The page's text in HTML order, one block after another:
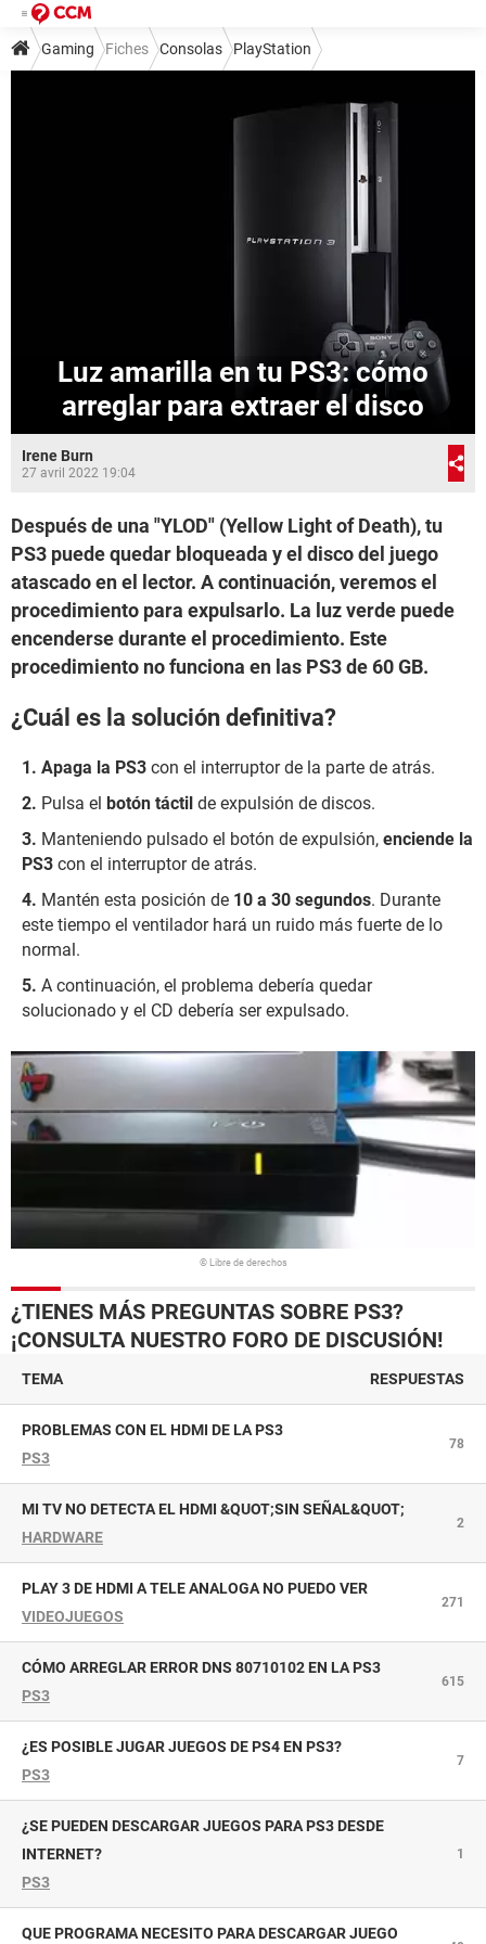
Gaming Fiches Consolas PlayStation
Luz amarilla en tu PS3: cómo
arreglar para extraer el disco
Irene Burn
27 avril 2022 19:04
Después de una "YLOD" (Yellow Light of Death), tu
PS3 puede quedar bloqueada y el disco del juego
atascado en el lector. A continuación, veremos el
procedimiento para expulsarlo. La luz verde puede
encenderse durante el procedimiento. Este
procedimiento no funciona en las PS3 de 60 GB.
¿Cuál es la solución definitiva?
Apaga la PS3 con el interruptor de la parte de atrás.
Pulsa el botón táctil de expulsión de discos.
Manteniendo pulsado el botón de expulsión, enciende la
PS3 con el interruptor de atrás.
Mantén esta posición de 10 a 30 segundos. Durante
este tiempo el ventilador hará un ruido más fuerte de lo
normal.
A continuación, el problema debería quedar
solucionado y el CD debería ser expulsado.
© Libre de derechos
¿TIENES MÁS PREGUNTAS SOBRE PS3?
¡CONSULTA NUESTRO FORO DE DISCUSIÓN!
TEMA RESPUESTAS
PROBLEMAS CON EL HDMI DE LA PS3
PS3
78
MI TV NO DETECTA EL HDMI &QUOT;SIN SEÑAL&QUOT;
HARDWARE
2
PLAY 3 DE HDMI A TELE ANALOGA NO PUEDO VER
VIDEOJUEGOS
271
CÓMO ARREGLAR ERROR DNS 80710102 EN LA PS3
PS3
615
¿ES POSIBLE JUGAR JUEGOS DE PS4 EN PS3?
PS3
7
¿SE PUEDEN DESCARGAR JUEGOS PARA PS3 DESDE
INTERNET?
PS3
1
QUE PROGRAMA NECESITO PARA DESCARGAR JUEGO